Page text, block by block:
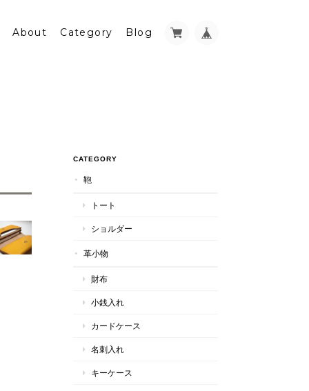
About Category Blog
CATEGORY
鞄
トート
ショルダー
革小物
財布
小銭入れ
カードケース
名刺入れ
キーケース